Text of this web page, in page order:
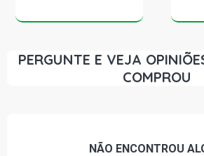
PERGUNTE E VEJA
COMPROU
NÃO ENCONTROU